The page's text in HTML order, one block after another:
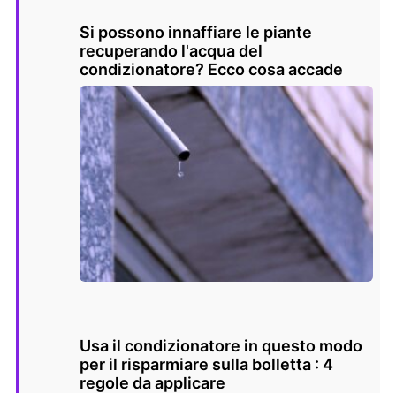
Si possono innaffiare le piante
recuperando l'acqua del
condizionatore? Ecco cosa accade
Usa il condizionatore in questo modo
per il risparmiare sulla bolletta : 4
regole da applicare